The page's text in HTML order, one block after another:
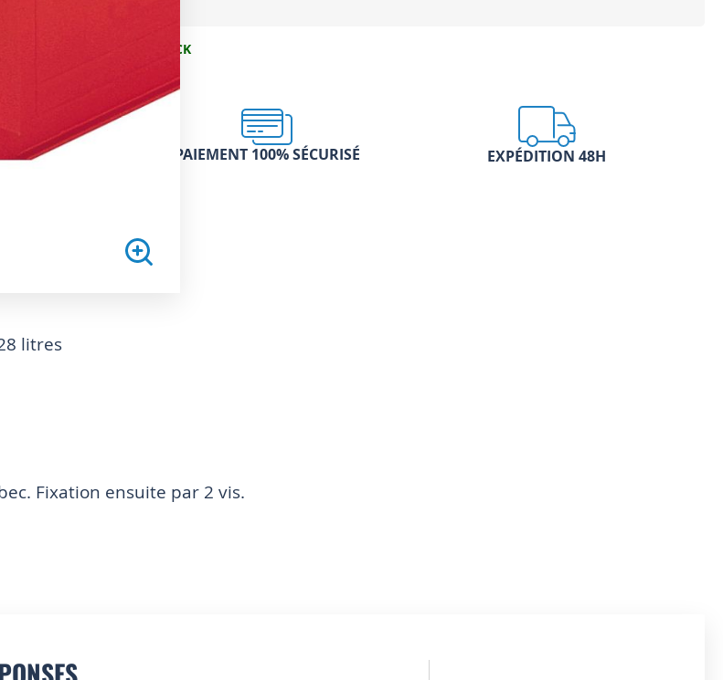
EN STOCK
PAIEMENT 100% SÉCURISÉ EXPÉDITION 48H
litres
Fixation ensuite par 2 vis.